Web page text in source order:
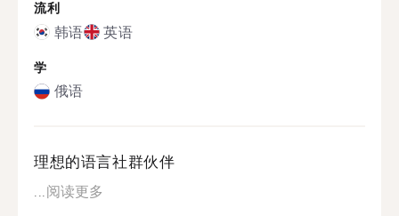
流利
韩语 英语
学
俄语
理想的语言社群伙伴
...阅读更多